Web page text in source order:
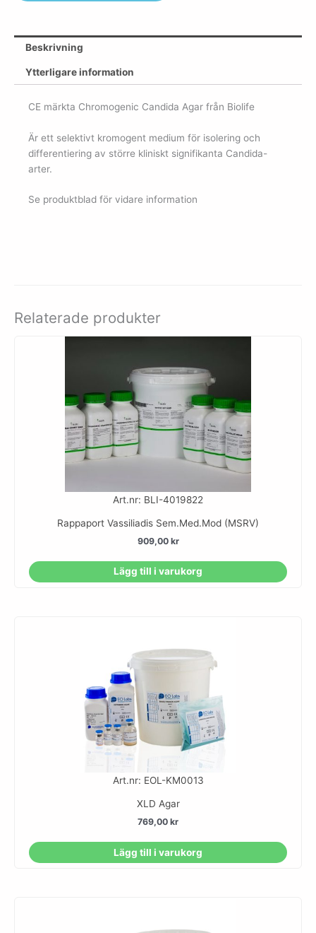
Beskrivning
Ytterligare information
CE märkta Chromogenic Candida Agar från Biolife
Är ett selektivt kromogent medium för isolering och
differentiering av större kliniskt signifikanta Candida-
arter.
Se produktblad för vidare information
Relaterade produkter
Art.nr: BLI-4019822
Rappaport Vassiliadis Sem.Med.Mod (MSRV)
909,00 kr
Lägg till i varukorg
Art.nr: EOL-KM0013
XLD Agar
769,00 kr
Lägg till i varukorg